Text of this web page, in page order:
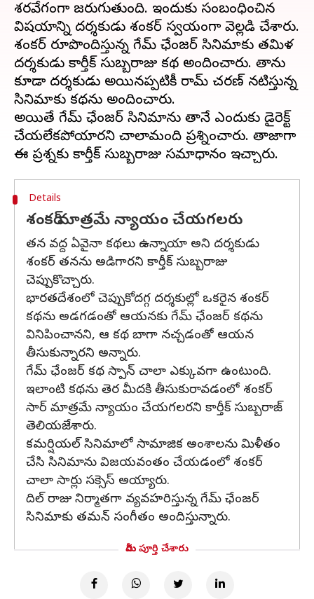
శరవేగంగా జరుగుతుంది. ఇందుకు సంబంధించిన
విషయాన్ని దర్శకుడు శంకర్ స్వయంగా వెల్లడి చేశారు.
శంకర్ రూపొందిస్తున్న గేమ్ ఛేంజర్ సినిమాకు తమిళ
దర్శకుడు కార్తీక్ సుబ్బరాజు కథ అందించారు. తాను
కూడా దర్శకుడు అయినప్పటికీ రామ్ చరణ్ నటిస్తున్న
సినిమాకు కథను అందించారు.
అయితే గేమ్ ఛేంజర్ సినిమాను తానే ఎందుకు డైరెక్ట్
చేయలేకపోయారని చాలామంది ప్రశ్నించారు. తాజాగా
Details
శంకర్ మాత్రమే న్యాయం చేయగలరు
తన వద్ద ఏవైనా కథలు ఉన్నాయా అని దర్శకుడు
శంకర్ తనను అడిగారని కార్తీక్ సుబ్బరాజు
చెప్పుకొచ్చారు.
భారతదేశంలో చెప్పుకోదగ్గ దర్శకుల్లో ఒకరైన శంకర్
కథను అడగడంతో ఆయనకు గేమ్ ఛేంజర్ కథను
వినిపించానని, ఆ కథ బాగా నచ్చడంతో ఆయన
తీసుకున్నారని అన్నారు.
గేమ్ ఛేంజర్ కథ స్పాన్ చాలా ఎక్కువగా ఉంటుంది.
ఇలాంటి కథను తెర మీదకి తీసుకురావడంలో శంకర్
సార్ మాత్రమే న్యాయం చేయగలరని కార్తీక్ సుబ్బరాజ్
తెలియజేశారు.
కమర్షియల్ సినిమాలో సామాజిక అంశాలను మిళీతం
చేసి సినిమాను విజయవంతం చేయడంలో శంకర్
చాలా సార్లు సక్సెస్ అయ్యారు.
దిల్ రాజు నిర్మాతగా వ్యవహరిస్తున్న గేమ్ ఛేంజర్
సినిమాకు తమన్ సంగీతం అందిస్తున్నారు.
మీరు పూర్తి చేశారు